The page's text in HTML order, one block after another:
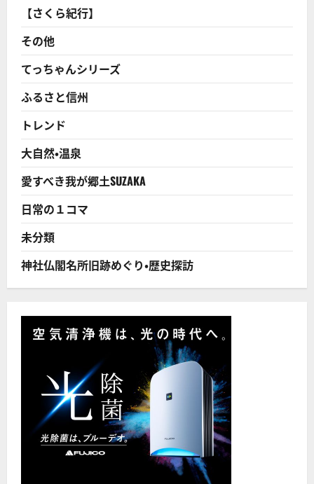
＝
「3
大
治
療
費
の
値
段！
お
病
気
に
も
な
っ
て
い
な
い！
に
い
に
読
【さくら紀行】
その他
てっちゃんシリーズ
ふるさと信州
トレンド
大自然・温泉
愛すべき我が郷土SUZAKA
日常の１コマ
未分類
神社仏閣名所旧跡めぐり・歴史探訪